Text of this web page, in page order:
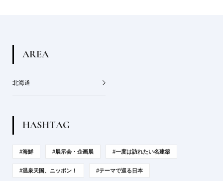
AREA
北海道
HASHTAG
#海鮮 #展示会・企画展 #一度は訪れたい名建築
#温泉天国、ニッポン！ #テーマで巡る日本